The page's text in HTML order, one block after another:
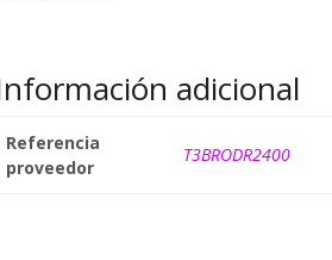
adicional
Referencia
proveedor
T3BRODR2400